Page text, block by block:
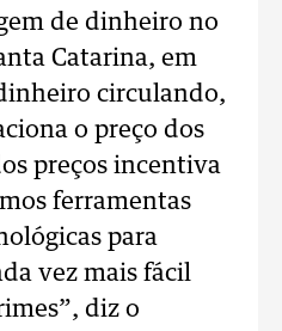
de dinheiro no
Catarina, em
circulando,
o preço dos
preços incentiva
ferramentas
para
vez mais fácil
diz o